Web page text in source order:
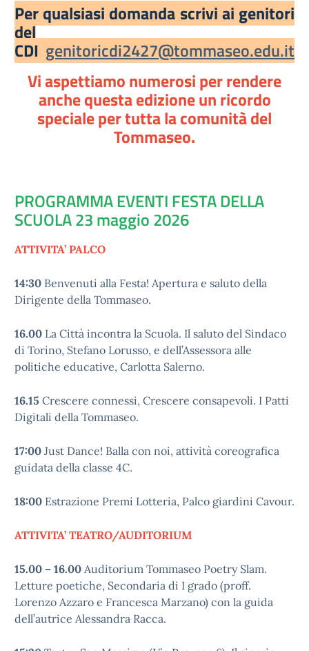
Per qualsiasi domanda scrivi ai genitori
del
CDI genitoricdi2427@tommaseo.edu.it
Vi aspettiamo numerosi per rendere
anche questa edizione un ricordo
speciale per tutta la comunità del
Tommaseo.
PROGRAMMA EVENTI FESTA DELLA
SCUOLA 23 maggio 2026
ATTIVITA’ PALCO
14:30 Benvenuti alla Festa! Apertura e saluto della
Dirigente della Tommaseo.
16.00 La Città incontra la Scuola. Il saluto del Sindaco
di Torino, Stefano Lorusso, e dell’Assessora alle
politiche educative, Carlotta Salerno.
16.15 Crescere connessi, Crescere consapevoli. I Patti
Digitali della Tommaseo.
17:00 Just Dance! Balla con noi, attività coreografica
guidata della classe 4C.
18:00 Estrazione Premi Lotteria, Palco giardini Cavour.
ATTIVITA’ TEATRO/AUDITORIUM
15.00 – 16.00 Auditorium Tommaseo Poetry Slam.
Letture poetiche, Secondaria di I grado (proff.
Lorenzo Azzaro e Francesca Marzano) con la guida
dell’autrice Alessandra Racca.